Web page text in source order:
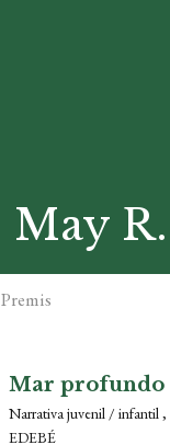
May
Premis
Mar profundo
Narrativa juvenil / infantil ,
EDEBÉ